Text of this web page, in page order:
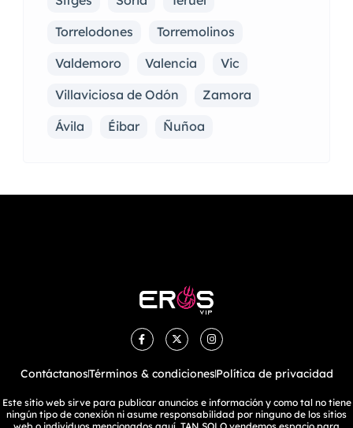
Torrelodones
Torremolinos
Valdemoro
Valencia
Vic
Villaviciosa de Odón
Zamora
Ávila
Éibar Ñuñoa
ContáctanosTérminos & condicionesPolítica de privacidad
Este sitio web sirve para publicar anuncios e información y como tal no tiene
ningún tipo de conexión ni asume responsabilidad por ninguno de los sitios